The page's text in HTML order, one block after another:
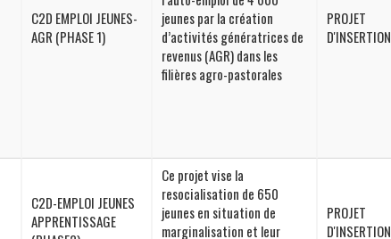
C2D EMPLOI JEUNES-
AGR (PHASE 1)
jeunes par la création
d’activités génératrices de
revenus (AGR) dans les
filières agro-pastorales
PROJET
D'INSERTION
C2D-EMPLOI JEUNES
APPRENTISSAGE
Ce projet vise la
resocialisation de 650
jeunes en situation de
marginalisation et leur
PROJET
D'INSERTION